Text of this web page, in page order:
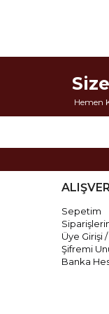
Hemen
Sepetim
Üye Girişi
Şifremi
Banka